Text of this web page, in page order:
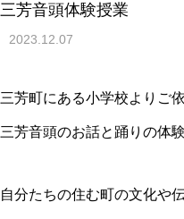
三芳音頭体験授業
2023.12.07
三芳町にある小学校よりご
三芳音頭のお話と踊りの体
自分たちの住む町の文化や